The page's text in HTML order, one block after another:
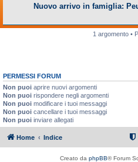
Nuovo arrivo in famiglia:
1 argomento •
PERMESSI FORUM
Non puoi aprire nuovi argomenti
Non puoi rispondere negli argomenti
Non puoi modificare i tuoi messaggi
Non puoi cancellare i tuoi messaggi
Non puoi inviare allegati
Home Indice
Creato da phpBB® Forum